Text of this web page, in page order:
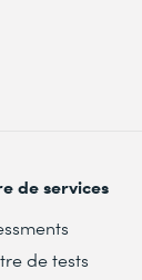
de services
de tests